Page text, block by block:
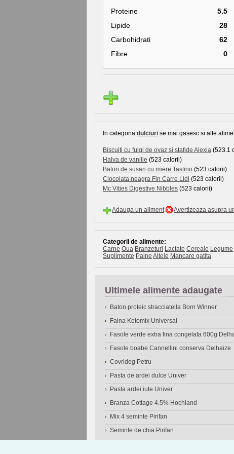
Proteine
5.5
Lipide
28
Carbohidrati
62
Fibre
0
In categoria dulciuri se mai gasesc si alte
Biscuiti cu fulgi de ovaz si stafide Alexia (523.1
Halva de vanilie (523 calorii)
Baton de susan cu miere Tastino (523 calorii)
Ciocolata neagra Fin Carre Lidl (523 calorii)
Mc Vities Digestive Nibbles (523 calorii)
Adauga un aliment Avertizeaza asupra
Categorii de alimente:
Carne Oua Branzeturi Lactate Cereale Legume
Suplimente Paine Altele Mancare gatita
Ultimele alimente adaugate
Baton proteic stracciatella Born Winner
Faina Ketomix Universal
Fasole verde extra fina congelata 600g
Fasole boabe Cannellini conserva Delhaize
Covridog Petru
Pasta de ardei dulce Univer
Pasta ardei iute Univer
Branza Cottage 4.5% Hochland
Mix 4 seminte Pirifan
Seminte de chia Pirifan